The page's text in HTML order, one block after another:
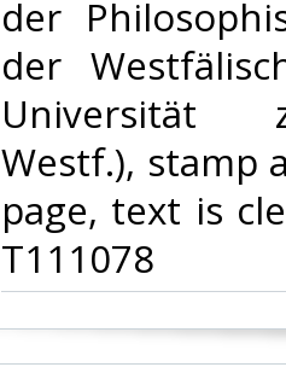
der
der
Universität
Westf.), stamp
page, text is
T111078‎